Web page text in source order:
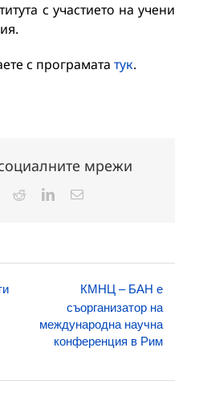
с участието на учени
с програмата тук.
мрежи
RedditLinkedInЕлектронна
КМНЦ – БАН е
съорганизатор на
международна научна
конференция в Рим